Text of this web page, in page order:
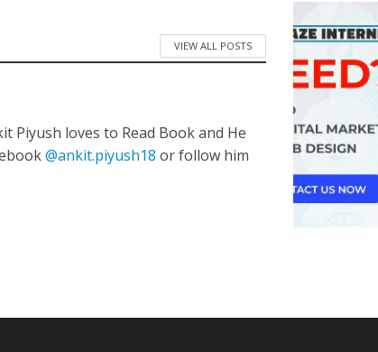
VIEW ALL POSTS
Piyush loves to Read Book and He
@ankit.piyush18 or follow him